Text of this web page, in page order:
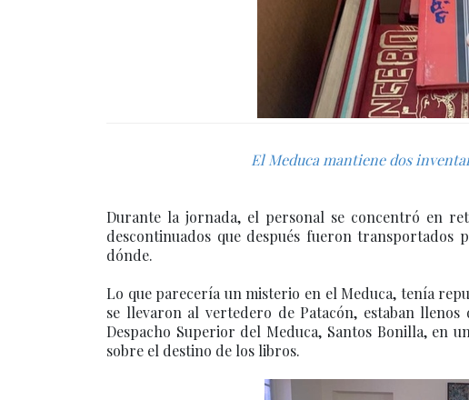
El Meduca mantiene dos
Durante la jornada, el personal se concentró en
descontinuados que después fueron
dónde.
Lo que parecería un misterio en el Meduca, tenía
se llevaron al vertedero de Patacón, estaban
Despacho Superior del Meduca, Santos Bonilla, en
sobre el destino de los libros.